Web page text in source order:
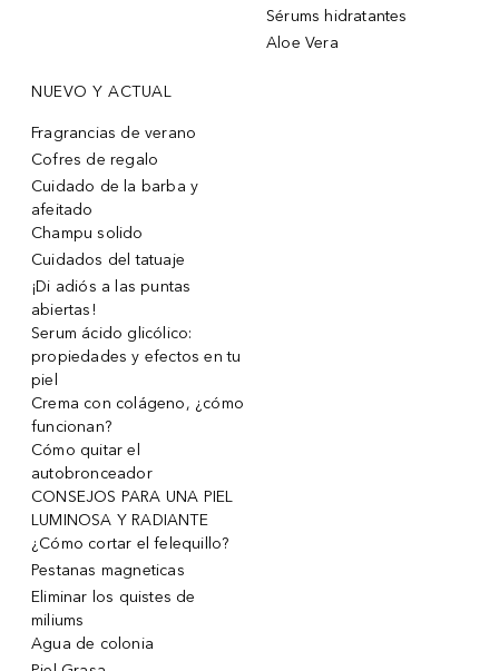
Sérums hidratantes
Aloe Vera
NUEVO Y ACTUAL
Fragrancias de verano
Cofres de regalo
Cuidado de la barba y
afeitado
Champu solido
Cuidados del tatuaje
¡Di adiós a las puntas
abiertas!
Serum ácido glicólico:
propiedades y efectos en tu
piel
Crema con colágeno, ¿cómo
funcionan?
Cómo quitar el
autobronceador
CONSEJOS PARA UNA PIEL
LUMINOSA Y RADIANTE
¿Cómo cortar el felequillo?
Pestanas magneticas
Eliminar los quistes de
miliums
Agua de colonia